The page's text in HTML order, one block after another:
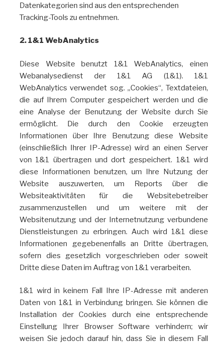
Datenkategorien sind aus den entsprechenden
Tracking-Tools zu entnehmen.
2. 1&1 WebAnalytics
Diese Website benutzt 1&1 WebAnalytics, einen
Webanalysedienst der 1&1 AG (1&1). 1&1
WebAnalytics verwendet sog. „Cookies“, Textdateien,
die auf Ihrem Computer gespeichert werden und die
eine Analyse der Benutzung der Website durch Sie
ermöglicht. Die durch den Cookie erzeugten
Informationen über Ihre Benutzung diese Website
(einschließlich Ihrer IP-Adresse) wird an einen Server
von 1&1 übertragen und dort gespeichert. 1&1 wird
diese Informationen benutzen, um Ihre Nutzung der
Website auszuwerten, um Reports über die
Websiteaktivitäten für die Websitebetreiber
zusammenzustellen und um weitere mit der
Websitenutzung und der Internetnutzung verbundene
Dienstleistungen zu erbringen. Auch wird 1&1 diese
Informationen gegebenenfalls an Dritte übertragen,
sofern dies gesetzlich vorgeschrieben oder soweit
Dritte diese Daten im Auftrag von 1&1 verarbeiten.
1&1 wird in keinem Fall Ihre IP-Adresse mit anderen
Daten von 1&1 in Verbindung bringen. Sie können die
Installation der Cookies durch eine entsprechende
Einstellung Ihrer Browser Software verhindern; wir
weisen Sie jedoch darauf hin, dass Sie in diesem Fall